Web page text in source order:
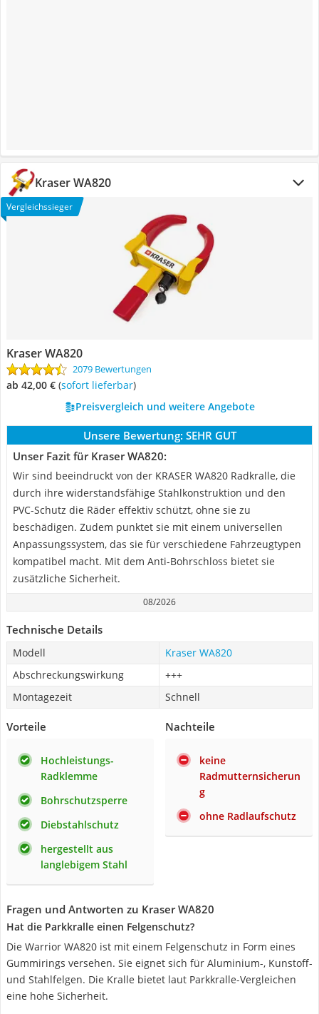
Kraser WA820
Vergleichssieger
Kraser WA820
2079 Bewertungen
ab 42,00 € ( Sofort lieferbar)
Preisvergleich und weitere Angebote
Unsere Bewertung: SEHR GUT
Unser Fazit für Kraser WA820:
Wir sind beeindruckt von der KRASER WA820 Radkralle, die
durch ihre widerstandsfähige Stahlkonstruktion und den
PVC-Schutz die Räder effektiv schützt, ohne sie zu
beschädigen. Zudem punktet sie mit einem universellen
Anpassungssystem, das sie für verschiedene Fahrzeugtypen
kompatibel macht. Mit dem Anti-Bohrschloss bietet sie
zusätzliche Sicherheit.
08/2026
Technische Details
Modell
Kraser WA820
Abschreckungswirkung
+++
Montagezeit
Schnell
Vorteile
Hochleistungs-
Radklemme
Bohrschutzsperre
Diebstahlschutz
hergestellt aus
langlebigem Stahl
Nachteile
keine
Radmutternsicherun
g
ohne Radlaufschutz
Fragen und Antworten zu Kraser WA820
Hat die Parkkralle einen Felgenschutz?
Die Warrior WA820 ist mit einem Felgenschutz in Form eines
Gummirings versehen. Sie eignet sich für Aluminium-, Kunstoff-
und Stahlfelgen. Die Kralle bietet laut Parkkralle-Vergleichen
eine hohe Sicherheit.